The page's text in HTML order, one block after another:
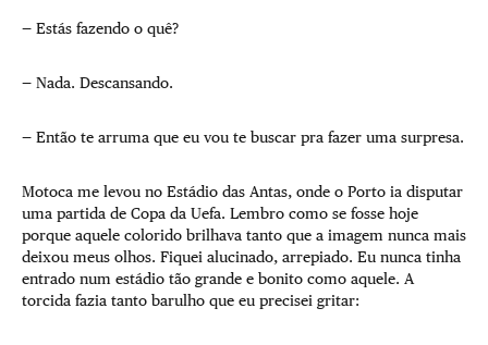
— Estás fazendo o quê?
— Nada. Descansando.
— Então te arruma que eu vou te buscar pra fazer uma surpresa.
Motoca me levou no Estádio das Antas, onde o Porto ia disputar
uma partida de Copa da Uefa. Lembro como se fosse hoje
porque aquele colorido brilhava tanto que a imagem nunca mais
deixou meus olhos. Fiquei alucinado, arrepiado. Eu nunca tinha
entrado num estádio tão grande e bonito como aquele. A
torcida fazia tanto barulho que eu precisei gritar: